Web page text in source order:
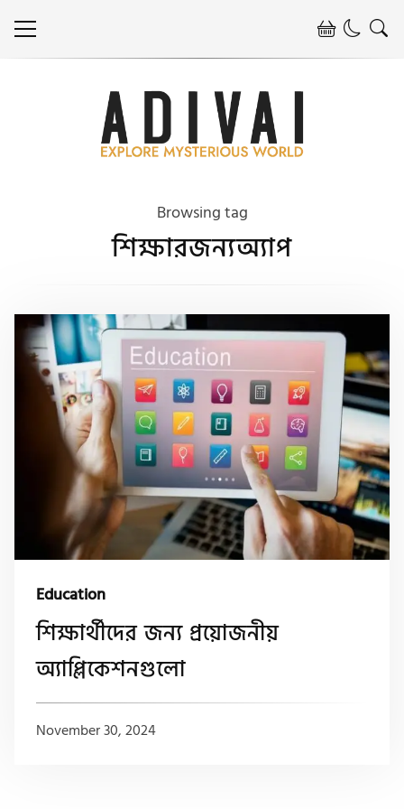
Browsing tag
শিক্ষারজন্যঅ্যাপ
Education
শিক্ষার্থীদের জন্য প্রয়োজনীয়
অ্যাপ্লিকেশনগুলো
November 30, 2024